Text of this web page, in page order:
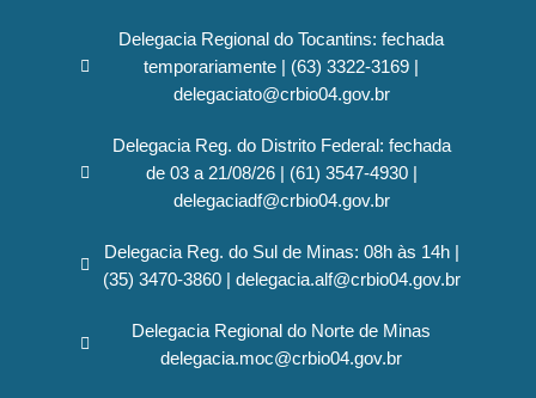
Delegacia Regional do Tocantins: fechada
temporariamente | (63) 3322-3169 |
delegaciato@crbio04.gov.br
Delegacia Reg. do Distrito Federal: fechada
de 03 a 21/08/26 | (61) 3547-4930 |
delegaciadf@crbio04.gov.br
Delegacia Reg. do Sul de Minas: 08h às 14h |
(35) 3470-3860 | delegacia.alf@crbio04.gov.br
Delegacia Regional do Norte de Minas
delegacia.moc@crbio04.gov.br